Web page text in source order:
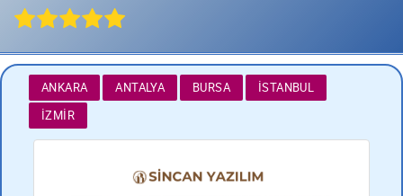
ANKARA ANTALYA BURSA
İSTANBUL
İZMIR